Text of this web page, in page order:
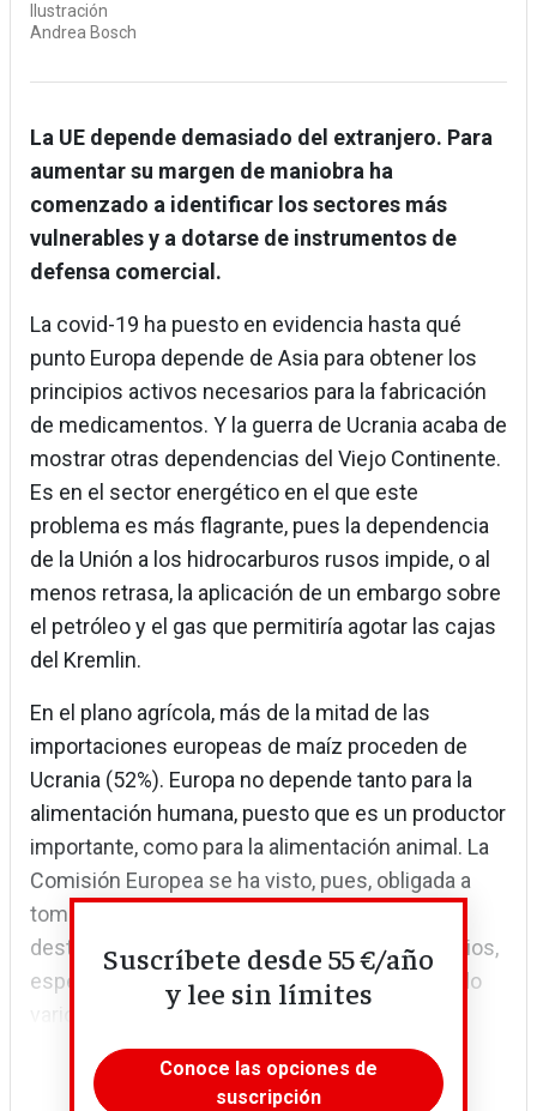
Ilustración
Andrea Bosch
La UE depende demasiado del extranjero. Para
aumentar su margen de maniobra ha
comenzado a identificar los sectores más
vulnerables y a dotarse de instrumentos de
defensa comercial.
La covid-19 ha puesto en evidencia hasta qué
punto Europa depende de Asia para obtener los
principios activos necesarios para la fabricación
de medicamentos. Y la guerra de Ucrania acaba de
mostrar otras dependencias del Viejo Continente.
Es en el sector energético en el que este
problema es más flagrante, pues la dependencia
de la Unión a los hidrocarburos rusos impide, o al
menos retrasa, la aplicación de un embargo sobre
el petróleo y el gas que permitiría agotar las cajas
del Kremlin.
En el plano agrícola, más de la mitad de las
importaciones europeas de maíz proceden de
Ucrania (52%). Europa no depende tanto para la
alimentación humana, puesto que es un productor
importante, como para la alimentación animal. La
Comisión Europea se ha visto, pues, obligada a
tomar rápidamente una serie de medidas
destinadas a impedir que se disparen los precios,
especialmente de los cereales. Se han activado
varios instrumentos: disminución del...
Suscríbete desde 55 €/año
y lee sin límites
Conoce las opciones de
suscripción